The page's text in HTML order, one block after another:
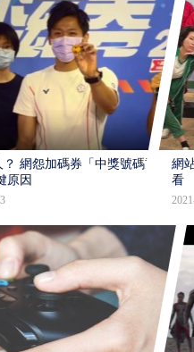
網怨加碼券「中獎號碼重
原因
網
看